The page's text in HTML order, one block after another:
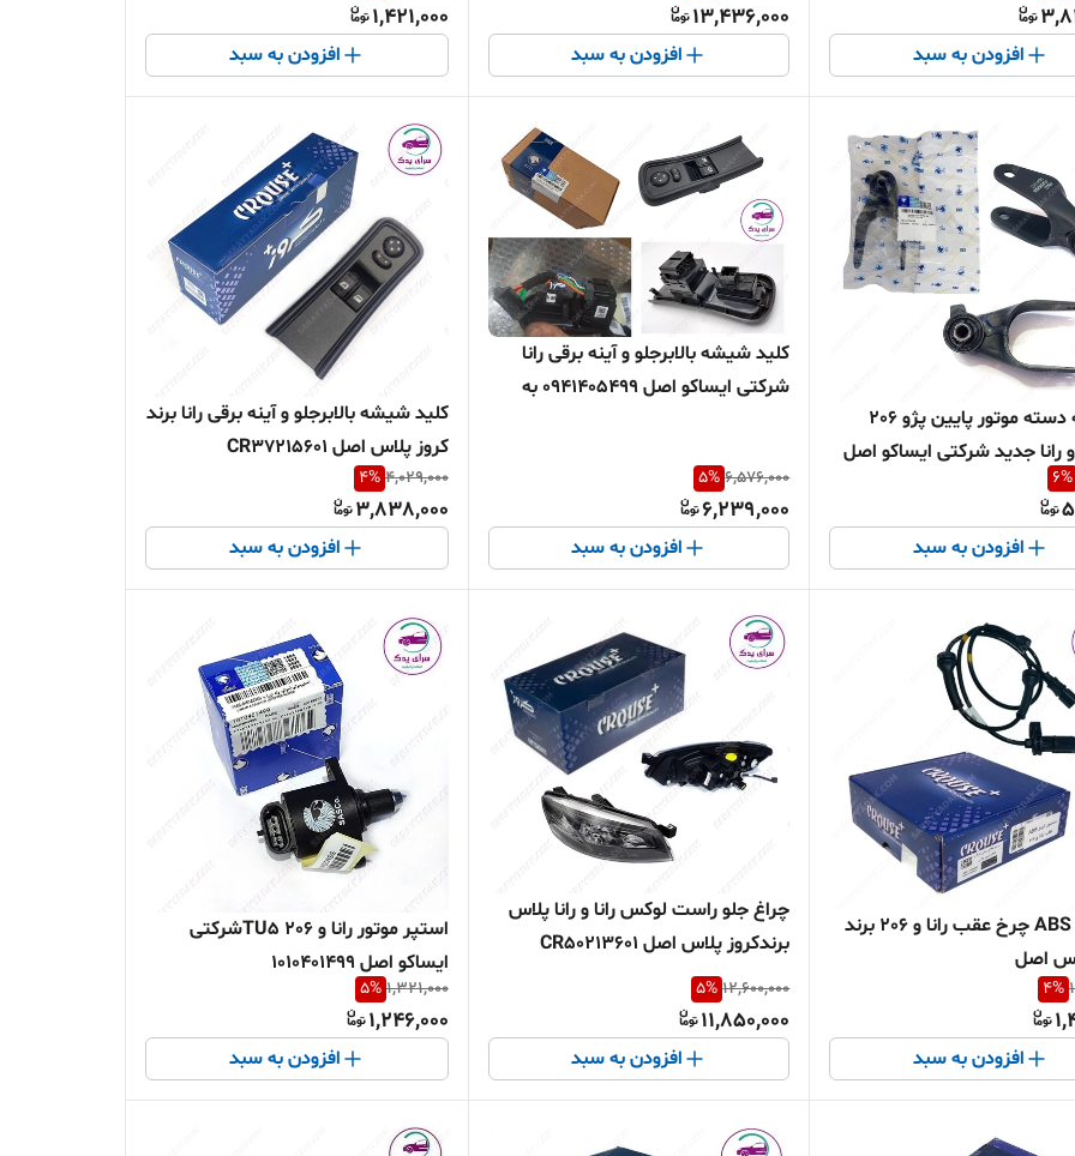
افزودن به سبد
13,436,000
افزودن به سبد
1,421,000
افزودن به سبد
دوشاخه دسته موتور پایین پژو 206
تیپ 5 و رانا جدید شرکتی ایساکو اصل
6%
افزودن به سبد
کلید شیشه بالابرجلو و آینه برقی رانا
شرکتی ایساکو اصل 0941405499 به
6,576,000
5%
6,239,000
افزودن به سبد
کلید شیشه بالابرجلو و آینه برقی رانا برند
کروز پلاس اصل CR37215601
4,029,000
4%
3,838,000
افزودن به سبد
سنسور ABS چرخ عقب رانا و 206 برند
اصل
4%
افزودن به سبد
چراغ جلو راست لوکس رانا و رانا پلاس
برندکروز پلاس اصل CR50213601
12,600,000
5%
11,850,000
افزودن به سبد
استپر موتور رانا و 206 TU5شرکتی
ایساکو اصل 1010401499
1,321,000
5%
1,246,000
افزودن به سبد